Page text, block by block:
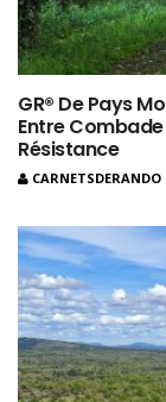
GR® De Pays
Entre Combade
Résistance
CARNETSDERANDO